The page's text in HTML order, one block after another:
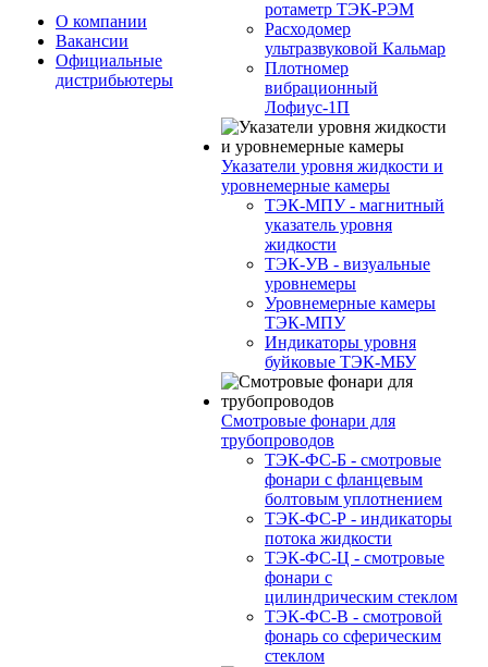
О компании
Вакансии
Официальные
дистрибьютеры
ротаметр ТЭК-РЭМ
Расходомер
ультразвуковой Кальмар
Плотномер
вибрационный
Лофиус-1П
Указатели уровня жидкости и
уровнемерные камеры
ТЭК-МПУ - магнитный
указатель уровня
жидкости
ТЭК-УВ - визуальные
уровнемеры
Уровнемерные камеры
ТЭК-МПУ
Индикаторы уровня
буйковые ТЭК-МБУ
Смотровые фонари для
трубопроводов
ТЭК-ФС-Б - смотровые
фонари с фланцевым
болтовым уплотнением
ТЭК-ФС-Р - индикаторы
потока жидкости
ТЭК-ФС-Ц - смотровые
фонари с
цилиндрическим стеклом
ТЭК-ФС-В - смотровой
фонарь со сферическим
стеклом